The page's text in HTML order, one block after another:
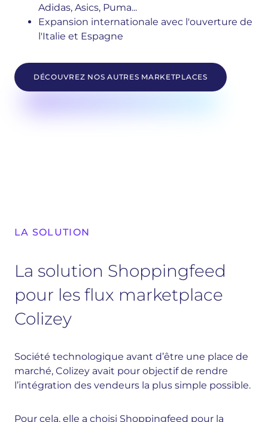
Adidas, Asics, Puma...
Expansion internationale avec l'ouverture de
l'Italie et Espagne
DÉCOUVREZ NOS AUTRES MARKETPLACES
LA SOLUTION
La solution Shoppingfeed
pour les flux marketplace
Colizey
Société technologique avant d’être une place de
marché, Colizey avait pour objectif de rendre
l’intégration des vendeurs la plus simple possible.
Pour cela, elle a choisi Shoppingfeed pour la